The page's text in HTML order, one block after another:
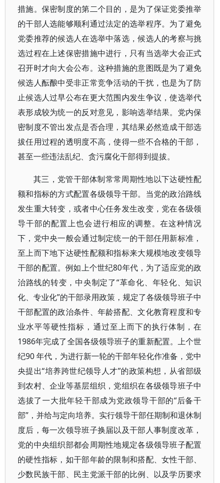
措施。保密制度的第二个目的，是为了保证党委推举
的干部人选能够顺利通过法定的选举程序。为了避免
党委推荐的候选人在选举中落选，候选人的考察与挑
选过程在上述保密措施中进行，只有当选举大会正式
召开时才向大会公布。这种措施的意图既是为了避免
候选人酝酿中受非正常竞争活动的干扰，也是为了防
止候选人过早公布在更大范围内发生争议，使选举代
表形成较为统一的反对意见，影响选举结果。党内保
密制度不管出发点是否合理，其结果必然造成干部选
拔任用过程的透明度不高，使得一些不合格的干部，
甚至一些违法乱纪、贪污腐化干部得到提拔。
其三，党管干部体制常常周期性地以下达硬性配
额和指标的方式配置各级领导干部。当党的政治路线
发生重大转变，或者中心任务发生改变，党在各级领
导干部的配置上也会进行相应的调整。在这种情况
下，党中央一般会通过制定统一的干部任用新标准，
至上而下地下达硬性配额和指标来大规模地改变领导
干部的配置。例如上个世纪80年代，为了适应党的政
治路线的转变，中央制定了“革命化、年轻化、知识
化、专业化”的干部录用政策，规定了各级领导班子中
干部配置的政治条件、年龄搭配、文化教育程度和专
业水平等硬性指标，通过至上而下的执行体制，在
1986年完成了全国各级领导班子的重新配置。上个世
纪90 年代，为进行新一轮的干部年轻化作准备，党中
央提出“培养跨世纪领导人才”的政策构想，从省部级
到农村、企业等基层组织，党组织在各级领导班子中
选拔了一大批年轻干部成为党政领导干部的“后备干
部”，并给与定向培养。实行领导干部任期制和退休制
度后，每一次领导班子换届以及干部人事制度改革，
党的中央组织部都会周期性地规定各级领导班子配置
的硬性指标，如干部年龄的限制和搭配、女性干部、
少数民族干部、民主党派干部的比例、以及学历要求